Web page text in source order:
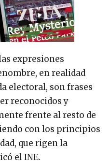
expresiones
en realidad
electoral, son frases
reconocidos y
frente al resto de
con los principios
que rigen la
el INE.